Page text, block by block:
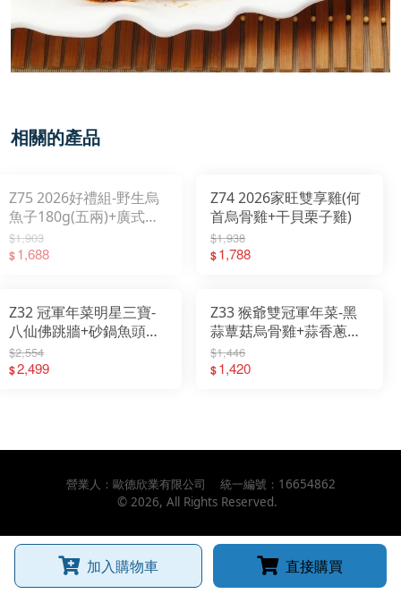
加入購物車 直接購買
相關的產品
Z75 2026好禮組-野生烏
魚子180g(五兩)+廣式臘
腸250g +精美提袋
$1,903
$1,688
Z74 2026家旺雙享雞(何
首烏骨雞+干貝栗子雞)
$1,938
$1,788
Z32 冠軍年菜明星三寶-
八仙佛跳牆+砂鍋魚頭
+黑蒜蕈菇烏骨雞
$2,554
$2,499
Z33 猴爺雙冠軍年菜-黑
蒜蕈菇烏骨雞+蒜香蔥燒
刺海魚
$1,446
$1,420
營業人： 歐德欣業有限公司 統一編號： 16654862
© 2026, All Rights Reserved.